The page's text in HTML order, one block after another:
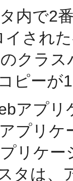
内で2
され
クラ
ピーが
アプ
プリ
リケ
タは、